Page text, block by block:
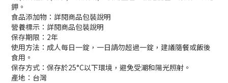
鉀。
食品添加物：詳閱商品包裝說明
營養標示：詳閱商品包裝說明
保存期限：2年
使用方法：成人每日一錠，一日請勿超過一錠，建議隨餐或飯後
食用。
保存方式：保存於25°C以下環境，避免受潮和陽光照射。
產地：台灣